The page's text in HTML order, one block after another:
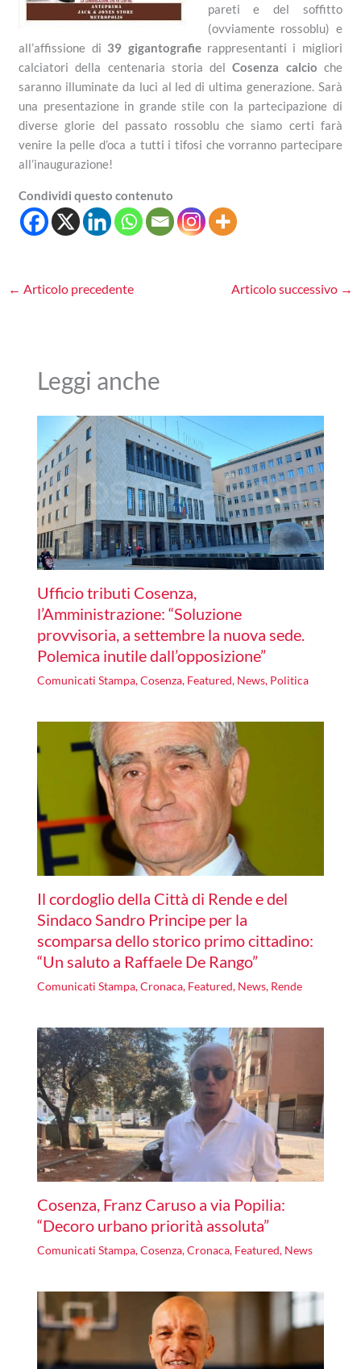
pareti e del soffitto
(ovviamente rossoblu) e
all’affissione di 39 gigantografierappresentanti i migliori
calciatori della centenaria storia delCosenza calcio che
saranno illuminate da luci al led di ultima generazione. Sarà
una presentazione in grande stile con la partecipazione di
diverse glorie del passato rossoblu che siamo certi farà
venire la pelle d’oca a tutti i tifosi che vorranno partecipare
all’inaugurazione!
Condividi questo contenuto
← Articolo precedente Articolo successivo →
Leggi anche
Ufficio tributi Cosenza,
l’Amministrazione: “Soluzione
provvisoria, a settembre la nuova sede.
Polemica inutile dall’opposizione”
Comunicati Stampa,Cosenza, Featured, News, Politica
Il cordoglio della Città di Rende e del
Sindaco Sandro Principe per la
scomparsa dello storico primo cittadino:
“Un saluto a Raffaele De Rango”
Comunicati Stampa,Cronaca, Featured, News, Rende
Cosenza, Franz Caruso a via Popilia:
“Decoro urbano priorità assoluta”
Comunicati Stampa,Cosenza,Cronaca, Featured, News